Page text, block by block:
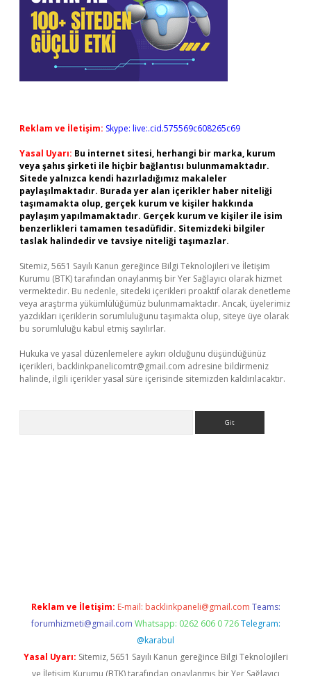
Reklam ve İletişim: Skype: live:.cid.575569c608265c69
Yasal Uyarı: Bu internet sitesi, herhangi bir marka, kurum
veya şahıs şirketi ile hiçbir bağlantısı bulunmamaktadır.
Sitede yalnızca kendi hazırladığımız makaleler
paylaşılmaktadır. Burada yer alan içerikler haber niteliği
taşımamakta olup, gerçek kurum ve kişiler hakkında
paylaşım yapılmamaktadır. Gerçek kurum ve kişiler ile isim
benzerlikleri tamamen tesadüfidir. Sitemizdeki bilgiler
taslak halindedir ve tavsiye niteliği taşımazlar.
Sitemiz, 5651 Sayılı Kanun gereğince Bilgi Teknolojileri ve İletişim
Kurumu (BTK) tarafından onaylanmış bir Yer Sağlayıcı olarak hizmet
vermektedir. Bu nedenle, sitedeki içerikleri proaktif olarak denetleme
veya araştırma yükümlülüğümüz bulunmamaktadır. Ancak, üyelerimiz
yazdıkları içeriklerin sorumluluğunu taşımakta olup, siteye üye olarak
bu sorumluluğu kabul etmiş sayılırlar.
Hukuka ve yasal düzenlemelere aykırı olduğunu düşündüğünüz
içerikleri, backlinkpanelicomtr@gmail.com adresine bildirmeniz
halinde, ilgili içerikler yasal süre içerisinde sitemizden kaldırılacaktır.
Reklam ve İletişim: E-mail: backlinkpaneli@gmail.com Teams:
forumhizmeti@gmail.com Whatsapp: 0262 606 0 726 Telegram:
@karabul
Yasal Uyarı: Sitemiz, 5651 Sayılı Kanun gereğince Bilgi Teknolojileri
ve İletişim Kurumu (BTK) tarafından onaylanmış bir Yer Sağlayıcı